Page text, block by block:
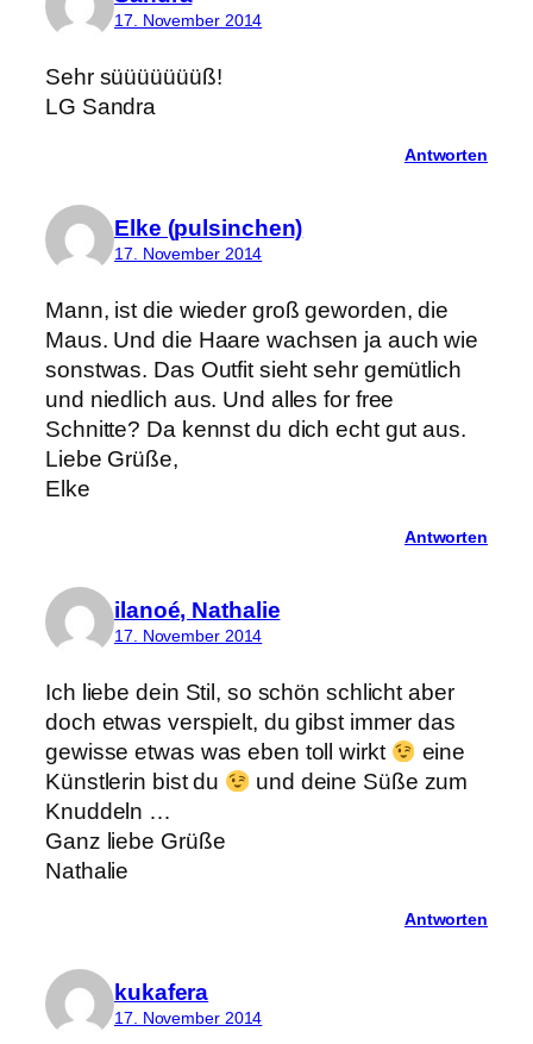
17. November 2014
Sehr süüüüüüüß!
LG Sandra
Antworten
Elke (pulsinchen)
17. November 2014
Mann, ist die wieder groß geworden, die
Maus. Und die Haare wachsen ja auch wie
sonstwas. Das Outfit sieht sehr gemütlich
und niedlich aus. Und alles for free
Schnitte? Da kennst du dich echt gut aus.
Liebe Grüße,
Elke
Antworten
ilanoé, Nathalie
17. November 2014
Ich liebe dein Stil, so schön schlicht aber
doch etwas verspielt, du gibst immer das
gewisse etwas was eben toll wirkt
eine
Künstlerin bist du
und deine Süße zum
Knuddeln …
Ganz liebe Grüße
Nathalie
Antworten
kukafera
17. November 2014